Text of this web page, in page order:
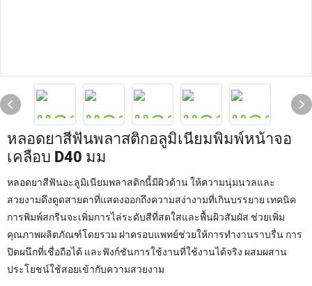
หลอดยาสีฟันพลาสติกอลูมิเนียมพิมพ์หน้าจอ
เคลือบ D40 มม
หลอดยาสีฟันอะลูมิเนียมพลาสติกนี้มีผิวด้าน ให้ความนุ่มนวลและ
สวยงามดึงดูดสายตาที่แสดงออกถึงความสง่างามที่เกินบรรยาย เทคนิค
การพิมพ์สกรีนจะเพิ่มการไล่ระดับสีที่สดใสและพื้นผิวสัมผัส ช่วยเพิ่ม
คุณภาพผลิตภัณฑ์โดยรวม ฝาครอบแพทย์ช่วยให้การทำงานราบรื่น การ
ปิดผนึกที่เชื่อถือได้ และฟังก์ชันการใช้งานที่ใช้งานได้จริง ผสมผสาน
ประโยชน์ใช้สอยเข้ากับความสวยงาม